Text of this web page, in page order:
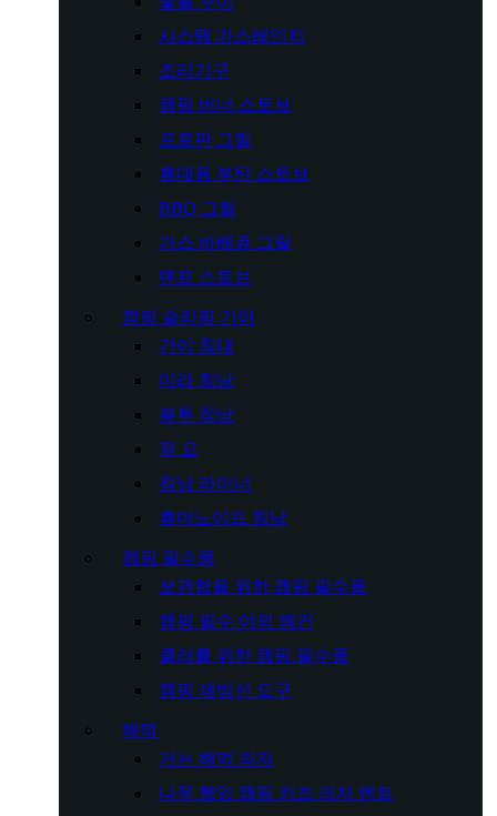
시스템 가스레인지
조리기구
캠핑 버너 스토브
프로판 그릴
휴대용 부탄 스토브
BBQ 그릴
가스 바베큐 그릴
텐트 스토브
캠핑 슬리핑 기어
간이 침대
미라 침낭
봉투 침낭
짚 요
침낭 라이너
휴머노이드 침낭
캠핑 필수품
보관함을 위한 캠핑 필수품
캠핑 필수 야외 왜건
쿨러를 위한 캠핑 필수품
캠핑 쇄빙선 도구
해먹
거는 해먹 의자
나무 행잉 캠핑 키즈 의자 텐트